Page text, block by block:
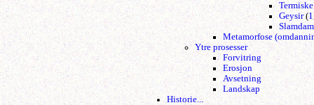
Geysir(1
Metamorfose
Ytre prosesser
Forvitring
Erosjon
Avsetning
Landskap
Historie...